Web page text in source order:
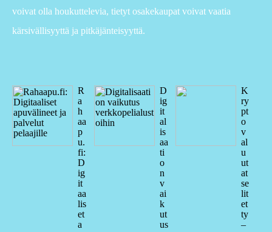
voivat olla houkuttelevia, tietyt osakekaupat voivat vaatia
kärsivällisyyttä ja pitkäjänteisyyttä.
R
a
h
aa
p
u.
fi:
D
ig
it
aa
lis
et
a
D
ig
it
al
is
aa
ti
o
n
v
ai
k
ut
us
K
ry
pt
o
v
al
u
ut
at
se
lit
et
ty
–